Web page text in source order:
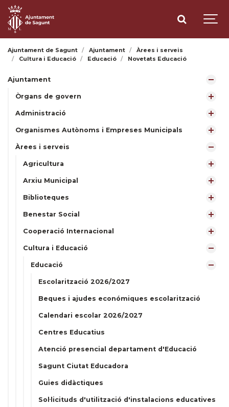
Ajuntament de Sagunt Ajuntament
Àrees i serveis
Cultura i Educació
Educació Novetats Educació
Ajuntament
Òrgans de govern
Administració
Organismes Autònoms i Empreses Municipals
Àrees i serveis
Agricultura
Arxiu Municipal
Biblioteques
Benestar Social
Cooperació Internacional
Cultura i Educació
Educació
Escolarització 2026/2027
Beques i ajudes económiques escolarització
Calendari escolar 2026/2027
Centres Educatius
Atenció presencial departament d'Educació
Sagunt Ciutat Educadora
Guies didàctiques
Sol·licituds d'utilització d'instalacions educatives